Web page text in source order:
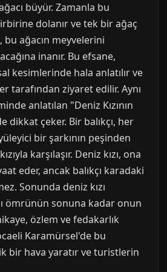
büyür. Zamanla bu
dolanır ve tek bir ağaç
ağacın meyvelerini
inanır. Bu efsane,
kesimlerinde hala anlatılır ve
tarafından ziyaret edilir. Aynı
anlatılan "Deniz Kızının
dikkat çeker. Bir balıkçı, her
bir şarkının peşinden
karşılaşır. Deniz kızı, ona
eder, ancak balıkçı karadaki
Sonunda deniz kızı
ömrünün sonuna kadar onun
özlem ve fedakarlık
Karamürsel'de bu
bir hava yaratır ve turistlerin